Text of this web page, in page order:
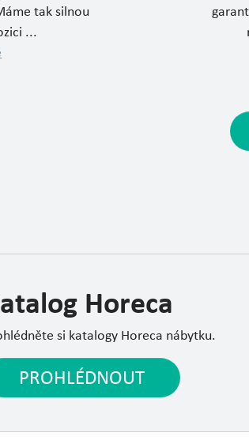
tak silnou
...
Horeca
si katalogy Horeca nábytku.
PROHLÉDNOUT